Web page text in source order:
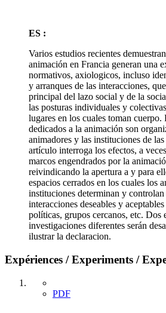
ES :
Varios estudios recientes
animación en Francia generan una
normativos, axiologicos, incluso
y arranques de las interacciones,
principal del lazo social y de la
las posturas individuales y
lugares en los cuales toman cuerpo.
dedicados a la animación son
animadores y las instituciones de
artículo interroga los efectos, a
marcos engendrados por la
reivindicando la apertura a y para
espacios cerrados en los cuales los
instituciones determinan y controlan
interacciones deseables y
políticas, grupos cercanos, etc. Dos
investigaciones diferentes serán
ilustrar la declaracion.
Expériences / Experiments /
PDF